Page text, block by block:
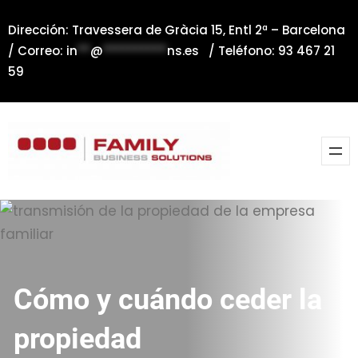
al
contenido
Dirección: Travessera de Gràcia 15, Entl 2ª – Barcelona
/ Correo: in**@**********ns.es / Teléfono: 93 467 21
59
Cómo y cuándo ceder la
propiedad